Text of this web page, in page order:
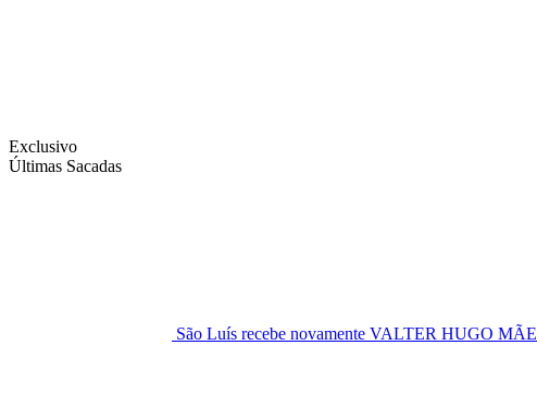
Exclusivo
Últimas Sacadas
São Luís recebe novamente VALTER HUGO MÃE